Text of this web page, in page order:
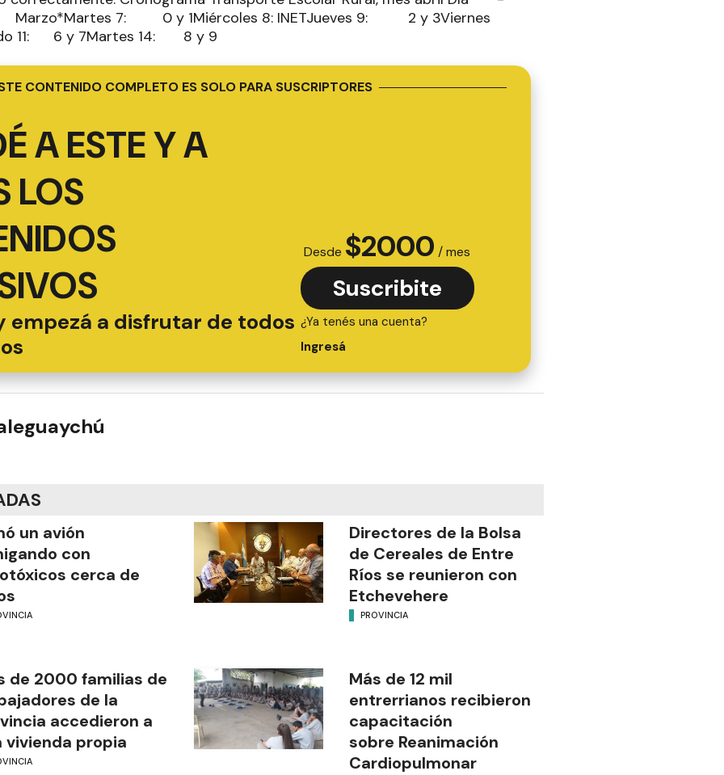
7: 0 y 1Miércoles 8: INETJueves 9: 2 y 3Viernes
11: 6 y 7Martes 14: 8 y 9
CONTENIDO COMPLETO ES SOLO PARA SUSCRIPTORES
A ESTE Y A
LOS
empezá a disfrutar de todos
Desde $2000 / mes
Suscribite
¿Ya tenés una cuenta?
Ingresá
un avión
con
cerca de
Directores de la Bolsa
de Cereales de Entre
Ríos se reunieron con
Etchevehere
PROVINCIA
de 2000 familias de
de la
accedieron a
vivienda propia
Más de 12 mil
entrerrianos recibieron
capacitación
sobre Reanimación
Cardiopulmonar